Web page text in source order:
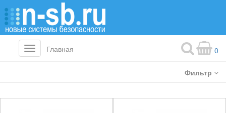
Toggle
navigation
Главная 0
Фильтр